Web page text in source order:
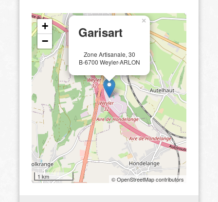
Garisart
Zone Artisanale, 30
B-6700 Weyler-ARLON
×
+
−
1 km © OpenStreetMap contributors